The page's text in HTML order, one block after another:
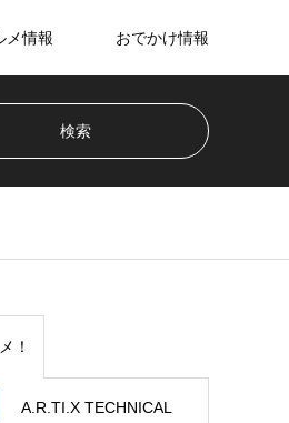
メ情報 おでかけ情報
！
A.R.TI.X TECHNICAL